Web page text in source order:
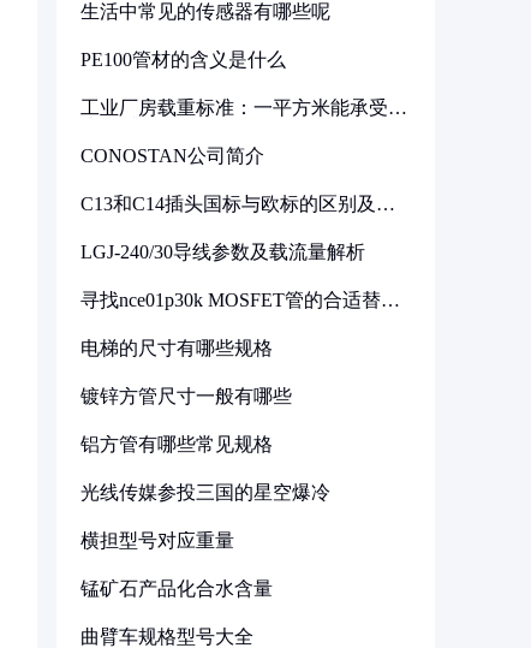
生活中常见的传感器有哪些呢
PE100管材的含义是什么
工业厂房载重标准：一平方米能承受多
CONOSTAN公司简介
C13和C14插头国标与欧标的区别及其
LGJ-240/30导线参数及载流量解析
寻找nce01p30k MOSFET管的合适替代
电梯的尺寸有哪些规格
镀锌方管尺寸一般有哪些
铝方管有哪些常见规格
光线传媒参投三国的星空爆冷
横担型号对应重量
锰矿石产品化合水含量
曲臂车规格型号大全